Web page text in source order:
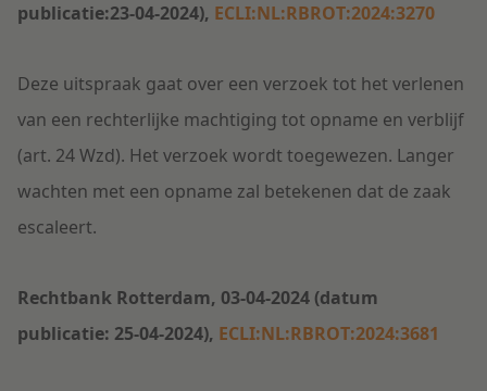
publicatie:23-04-2024), ECLI:NL:RBROT:2024:3270
Deze uitspraak gaat over een verzoek tot het verlenen
van een rechterlijke machtiging tot opname en verblijf
(art. 24 Wzd). Het verzoek wordt toegewezen. Langer
wachten met een opname zal betekenen dat de zaak
escaleert.
Rechtbank Rotterdam, 03-04-2024 (datum
publicatie: 25-04-2024), ECLI:NL:RBROT:2024:3681